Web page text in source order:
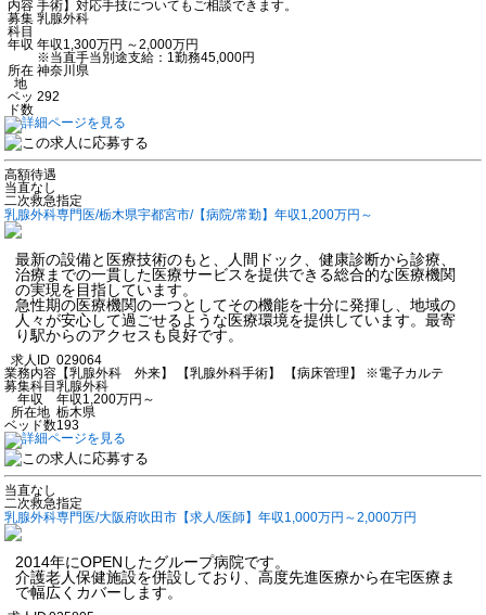
内容 手術】対応手技についてもご相談できます。
募集
科目
乳腺外科
年収 年収1,300万円 ～2,000万円
※当直手当別途支給：1勤務45,000円
所在
地
神奈川県
ベッ
ド数
292
高額待遇
当直なし
二次救急指定
乳腺外科専門医/栃木県宇都宮市/【病院/常勤】年収1,200万円～
最新の設備と医療技術のもと、人間ドック、健康診断から診療、
治療までの一貫した医療サービスを提供できる総合的な医療機関
の実現を目指しています。
急性期の医療機関の一つとしてその機能を十分に発揮し、地域の
人々が安心して過ごせるような医療環境を提供しています。最寄
り駅からのアクセスも良好です。
求人ID 029064
業務内容 【乳腺外科 外来】 【乳腺外科手術】 【病床管理】 ※電子カルテ
募集科目乳腺外科
年収
年収1,200万円～
所在地 栃木県
ベッド数193
当直なし
二次救急指定
乳腺外科専門医/大阪府吹田市【求人/医師】年収1,000万円～2,000万円
2014年にOPENしたグループ病院です。
介護老人保健施設を併設しており、高度先進医療から在宅医療ま
で幅広くカバーします。